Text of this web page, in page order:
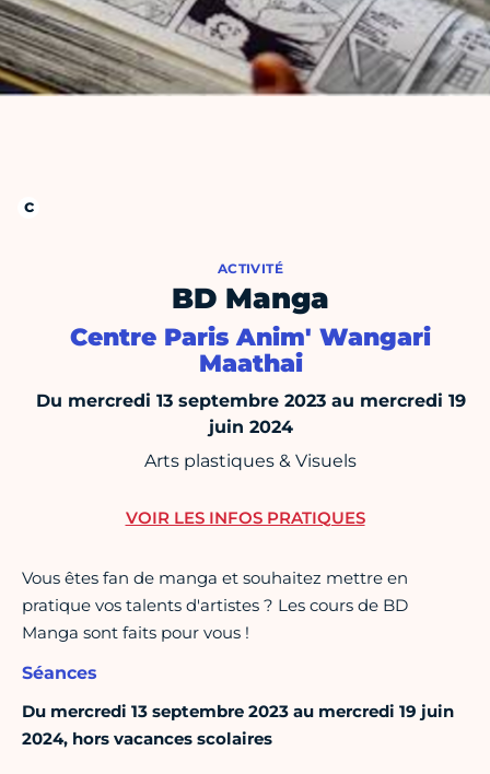
ACTIVITÉ
BD Manga
Centre Paris Anim' Wangari
Maathai
Du mercredi 13 septembre 2023 au mercredi 19
juin 2024
Arts plastiques & Visuels
Vous êtes fan de manga et souhaitez mettre en
pratique vos talents d'artistes ? Les cours de BD
Manga sont faits pour vous !
Séances
Du mercredi 13 septembre 2023 au mercredi 19 juin
2024, hors vacances scolaires
VOIR LES INFOS PRATIQUES